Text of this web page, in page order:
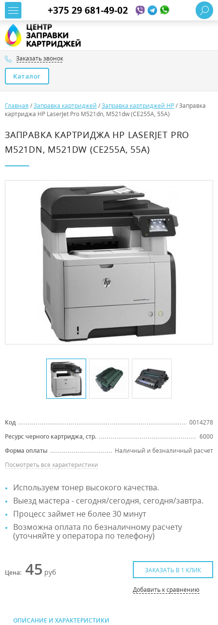
+375 29 681-49-02
Заказать звонок
Каталог
Главная /Заправка картриджей /Заправка картриджей HP/Заправка
картриджа HP LaserJet Pro M521dn, M521dw (CE255A, 55A)
ЗАПРАВКА КАРТРИДЖА HP LASERJET PRO
M521DN, M521DW (CE255A, 55A)
Код
0014278
Ресурс черного картриджа, стр.
6000
Форма оплаты
Наличный и безналичный расчет
Посмотреть все характеристики
Используем тонер высокого качества.
Выезд мастера - сегодня/сегодня, сегодня/завтра.
Процесс займет не более 30 минут
Возможна оплата по безналичному расчету
(уточняйте у оператора по телефону)
Цена: 45 руб ЗАКАЗАТЬ В 1 КЛИК
Добавить к сравнению
ОПИСАНИЕ И ХАРАКТЕРИСТИКИ